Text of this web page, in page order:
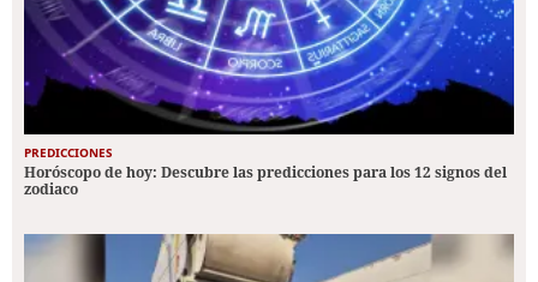
PREDICCIONES
Horóscopo de hoy: Descubre las predicciones para los 12 signos del
zodiaco